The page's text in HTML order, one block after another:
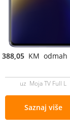
388,05 KM odmah
uz Moja TV Full L
Saznaj više